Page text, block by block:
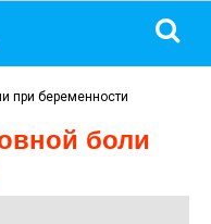
при беременности